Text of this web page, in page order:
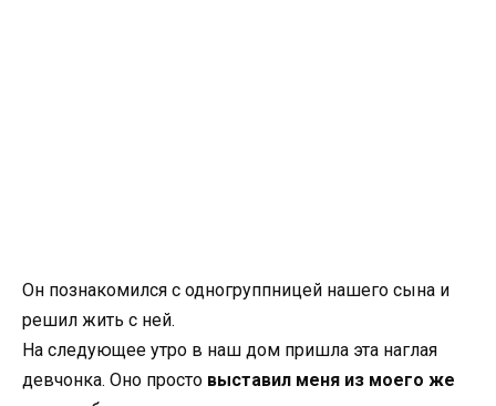
Он познакомился с одногруппницей нашего сына и
решил жить с ней.
На следующее утро в наш дом пришла эта наглая
девчонка. Оно просто выставил меня из моего же